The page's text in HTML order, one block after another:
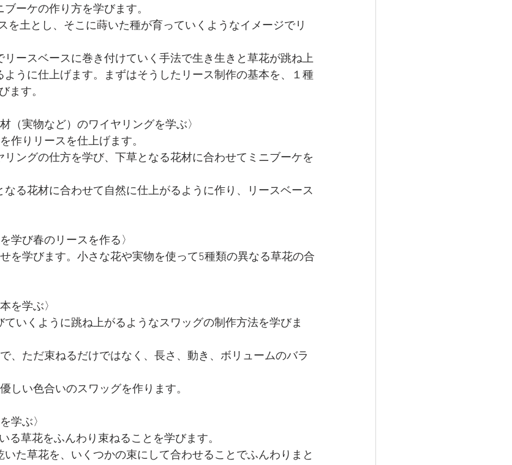
ーケの作り方を学びます。
を土とし、そこに蒔いた種が育っていくようなイメージでリ
ースベースに巻き付けていく手法で生き生きと草花が跳ね上
うに仕上げます。まずはそうしたリース制作の基本を、１種
ます。
（実物など）のワイヤリングを学ぶ〉
作りリースを仕上げます。
ングの仕方を学び、下草となる花材に合わせてミニブーケを
る花材に合わせて自然に仕上がるように作り、リースベース
学び春のリースを作る〉
を学びます。 小さな花や実物を使って5種類の異なる草花の合
を学ぶ〉
いくように跳ね上がるようなスワッグの制作方法を学びま
、ただ束ねるだけではなく、長さ、動き、ボリュームのバラ
しい色合いのスワッグを作ります。
学ぶ〉
る草花をふんわり束ねることを学びます。
た草花を、いくつかの束にして合わせることでふんわりまと